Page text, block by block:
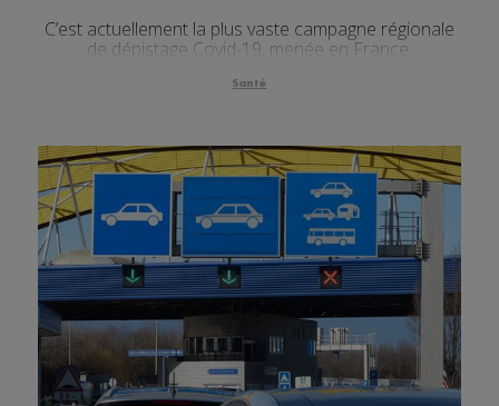
C’est actuellement la plus vaste campagne régionale
de dépistage Covid-19, menée en France.
Santé